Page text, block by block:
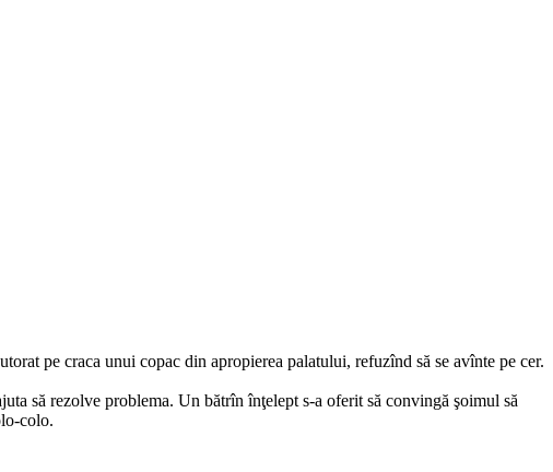
pe craca unui copac din apropierea palatului, refuzînd să se avînte pe cer.
să rezolve problema. Un bătrîn înţelept s-a oferit să convingă şoimul să
colo.